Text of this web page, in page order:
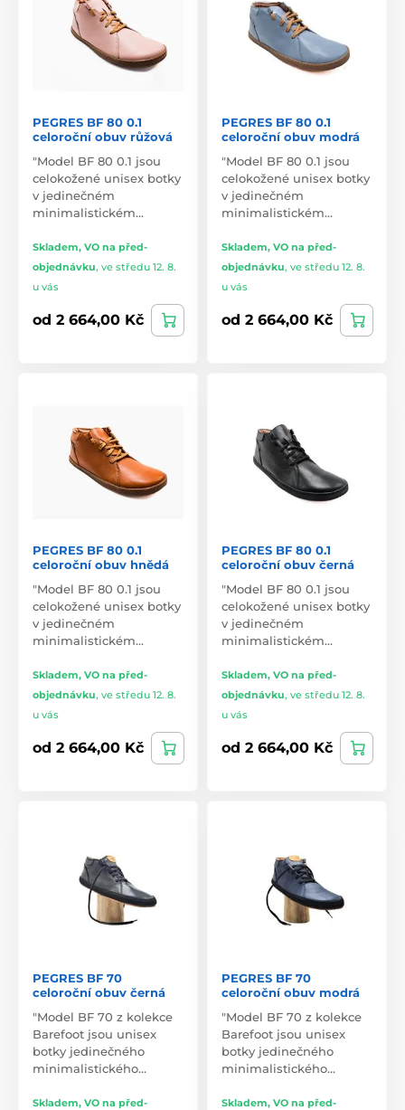
PEGRES BF 80 0.1
celoroční obuv růžová
"Model BF 80 0.1 jsou
celokožené unisex botky
v jedinečném
minimalistickém…
Skladem, VO na před-
objednávku, ve středu 12. 8.
u vás
od 2 664,00 Kč
PEGRES BF 80 0.1
celoroční obuv modrá
"Model BF 80 0.1 jsou
celokožené unisex botky
v jedinečném
minimalistickém…
Skladem, VO na před-
objednávku, ve středu 12. 8.
u vás
od 2 664,00 Kč
PEGRES BF 80 0.1
celoroční obuv hnědá
"Model BF 80 0.1 jsou
celokožené unisex botky
v jedinečném
minimalistickém…
Skladem, VO na před-
objednávku, ve středu 12. 8.
u vás
od 2 664,00 Kč
PEGRES BF 80 0.1
celoroční obuv černá
"Model BF 80 0.1 jsou
celokožené unisex botky
v jedinečném
minimalistickém…
Skladem, VO na před-
objednávku, ve středu 12. 8.
u vás
od 2 664,00 Kč
PEGRES BF 70
celoroční obuv černá
"Model BF 70 z kolekce
Barefoot jsou unisex
botky jedinečného
minimalistického…
Skladem, VO na před-
PEGRES BF 70
celoroční obuv modrá
"Model BF 70 z kolekce
Barefoot jsou unisex
botky jedinečného
minimalistického…
Skladem, VO na před-